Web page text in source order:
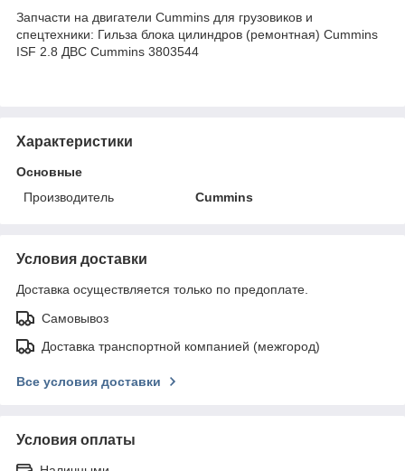
Запчасти на двигатели Cummins для грузовиков и
спецтехники: Гильза блока цилиндров (ремонтная) Cummins
ISF 2.8 ДВС Cummins 3803544
Характеристики
Основные
Производитель
Cummins
Условия доставки
Доставка осуществляется только по предоплате.
Самовывоз
Доставка транспортной компанией (межгород)
Все условия доставки
Условия оплаты